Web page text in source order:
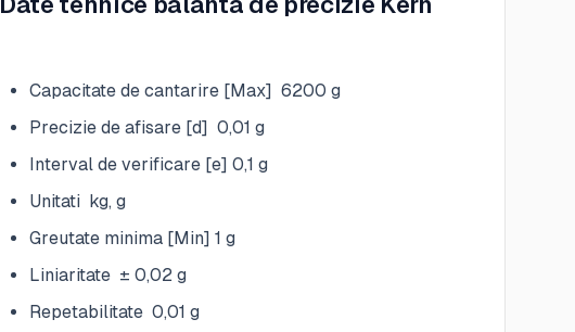
Capacitate de cantarire [Max] 6200 g
Precizie de afisare [d] 0,01 g
Interval de verificare [e] 0,1 g
Unitati kg, g
Greutate minima [Min] 1 g
Liniaritate ± 0,02 g
Repetabilitate 0,01 g